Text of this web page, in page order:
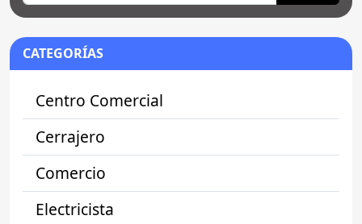
CATEGORÍAS
Centro Comercial
Cerrajero
Comercio
Electricista